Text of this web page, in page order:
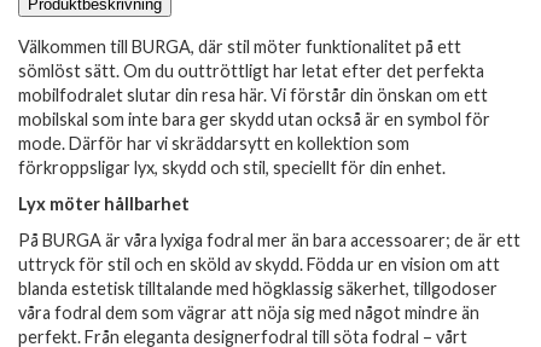
Produktbeskrivning
Välkommen till BURGA, där stil möter funktionalitet på ett
sömlöst sätt. Om du outtröttligt har letat efter det perfekta
mobilfodralet slutar din resa här. Vi förstår din önskan om ett
mobilskal som inte bara ger skydd utan också är en symbol för
mode. Därför har vi skräddarsytt en kollektion som
förkroppsligar lyx, skydd och stil, speciellt för din enhet.
Lyx möter hållbarhet
På BURGA är våra lyxiga fodral mer än bara accessoarer; de är ett
uttryck för stil och en sköld av skydd. Födda ur en vision om att
blanda estetisk tilltalande med högklassig säkerhet, tillgodoser
våra fodral dem som vägrar att nöja sig med något mindre än
perfekt. Från eleganta designerfodral till söta fodral – vårt